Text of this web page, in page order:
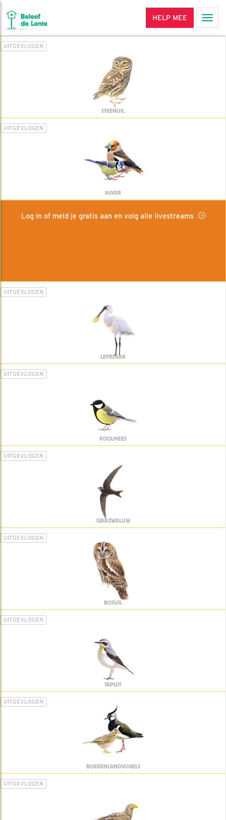
HELP MEE
UITGEVLOGEN
STEENUIL
UITGEVLOGEN
VIJVER
Log in of meld je gratis aan en volg alle livestreams
UITGEVLOGEN
LEPELAAR
UITGEVLOGEN
KOOLMEES
UITGEVLOGEN
GIERZWALUW
UITGEVLOGEN
BOSUIL
UITGEVLOGEN
TAPUIT
UITGEVLOGEN
BOERENLANDVOGELS
UITGEVLOGEN